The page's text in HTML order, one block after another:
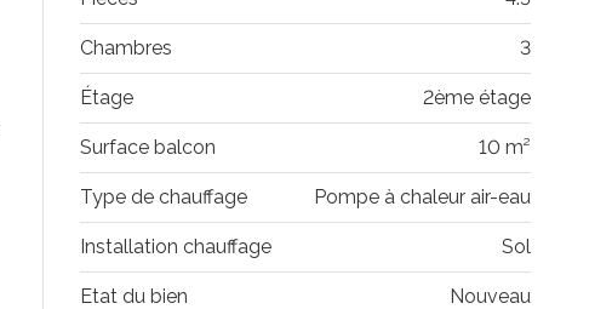
Chambres 3
Étage 2ème étage
Surface balcon 10 m²
Type de chauffage Pompe à chaleur air-eau
Installation chauffage Sol
Etat du bien Nouveau